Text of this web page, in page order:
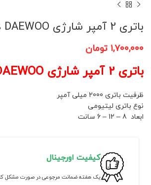
باتری 2 آمپر شارژی DAEWOO دوو کد(2)
۱,۷۰۰,۰۰۰ تومان
باتری 2 آمپر شارژی DAEWOO دوو
ظرفیت باتری 2000 میلی آمپر
نوع باتری لیتیومی
ابعاد 8 – 12 – 6 سانت
کیفیت اورجینال
یک هفته ضمانت مرجوعی در صورت مشکل